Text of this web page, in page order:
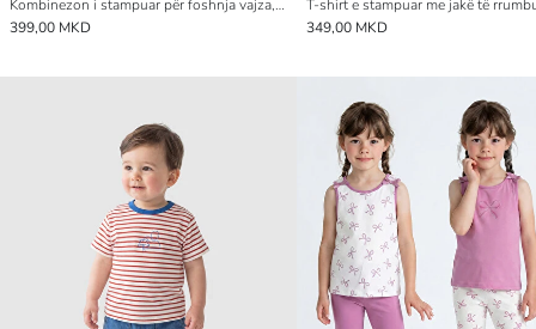
Kombinezon i stampuar për foshnja vajza, 2-pako
399,00 MKD
349,00 MKD